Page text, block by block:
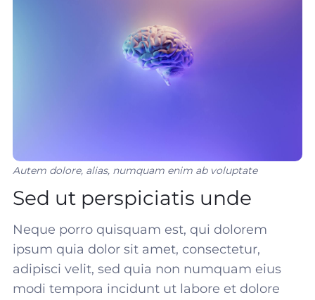
Autem dolore, alias, numquam enim ab voluptate
Sed ut perspiciatis unde
Neque porro quisquam est, qui dolorem
ipsum quia dolor sit amet, consectetur,
adipisci velit, sed quia non numquam eius
modi tempora incidunt ut labore et dolore